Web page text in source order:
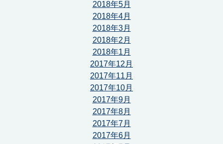
2018年5月
2018年4月
2018年3月
2018年2月
2018年1月
2017年12月
2017年11月
2017年10月
2017年9月
2017年8月
2017年7月
2017年6月